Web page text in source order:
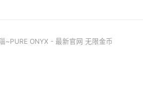
~PURE ONYX - 最新官网 无限金币